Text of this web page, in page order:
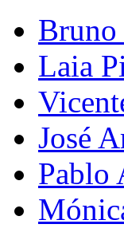
Laia
José
Pablo